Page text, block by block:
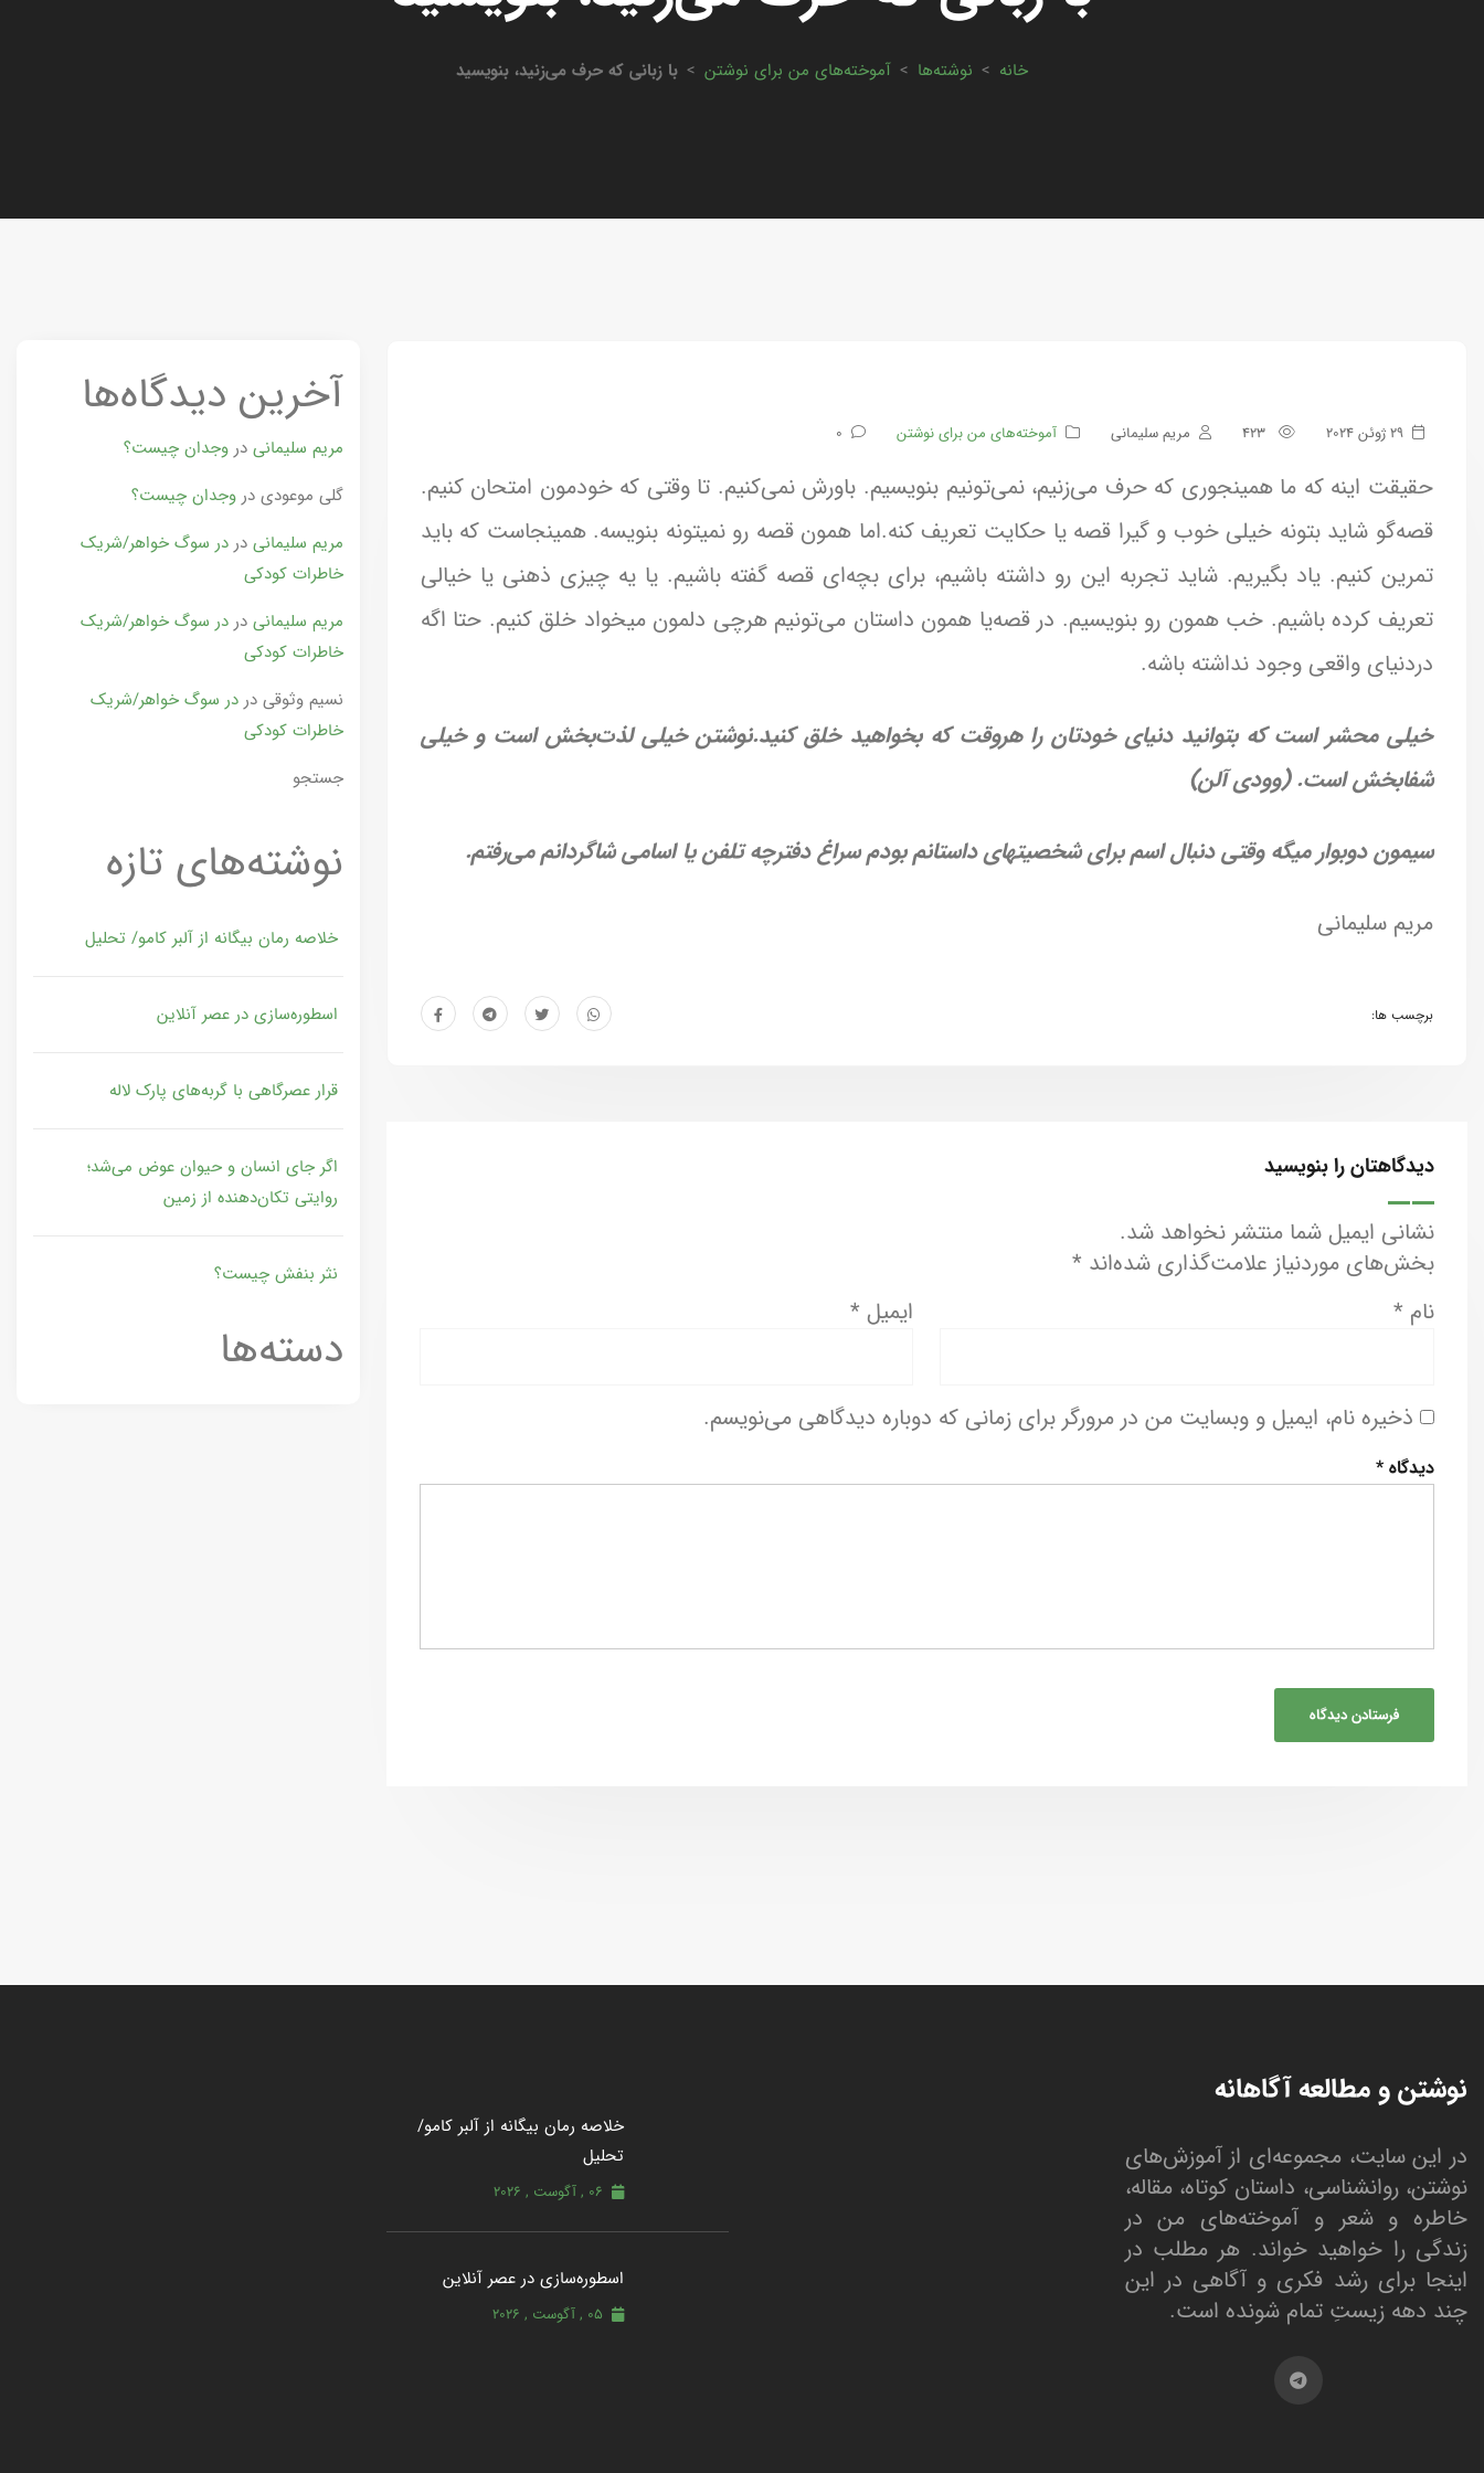
خانه > نوشته‌ها > آموخته‌های من برای نوشتن > با زبانی که حرف ‌می‌زنید، بنویسید
29 ژوئن 2024 مریم سلیمانی آموخته‌های من برای نوشتن 0
حقیقت اینه که ما همینجوری که حرف می‌زنیم، نمی‌تونیم بنویسیم. باورش نمی‌کنیم. تا وقتی که خودمون امتحان کنیم.
قصه‌گو شاید بتونه خیلی خوب و گیرا قصه یا حکایت تعریف کنه.اما همون قصه رو نمیتونه بنویسه. همینجاست که باید
تمرین کنیم. یاد بگیریم. شاید تجربه این‌ رو داشته باشیم، برای بچه‌ای قصه‌ گفته باشیم. یا یه چیزی ذهنی یا خیالی
تعریف کرده باشیم. خب همون رو بنویسیم. در قصه‌یا همون داستان می‌تونیم هرچی دلمون میخواد خلق کنیم. حتا اگه
دردنیای واقعی وجود نداشته باشه.
خیلی محشر است که بتوانید دنیای خودتان را هروقت که بخواهید خلق کنید.نوشتن خیلی لذت‌بخش است و خیلی
شفابخش است. (وودی آلن)
سیمون دوبوار میگه وقتی دنبال اسم برای شخصیتهای داستانم بودم سراغ دفترچه تلفن یا اسامی شاگردانم می‌رفتم.
مریم سلیمانی
برچسب ها:
دیدگاهتان را بنویسید
نشانی ایمیل شما منتشر نخواهد شد.
بخش‌های موردنیاز علامت‌گذاری شده‌اند *
نام * ایمیل *
ذخیره نام، ایمیل و وبسایت من در مرورگر برای زمانی که دوباره دیدگاهی می‌نویسم.
دیدگاه*
آخرین دیدگاه‌ها
مریم سلیمانی دروجدان چیست؟
گلی موعودی دروجدان چیست؟
مریم سلیمانی دردر سوگ خواهر/شریک
خاطرات کودکی
مریم سلیمانی دردر سوگ خواهر/شریک
خاطرات کودکی
نسیم وثوقی دردر سوگ خواهر/شریک
خاطرات کودکی
جستجو
نوشته‌های تازه
خلاصه رمان بیگانه از آلبر کامو/ تحلیل
اسطوره‌سازی در عصر آنلاین
قرار عصرگاهی با گربه‌های پارک لاله
اگر جای انسان و حیوان عوض می‌شد؛
روایتی تکان‌دهنده از زمین
نثر بنفش چیست؟
دسته‌ها
نوشتن و مطالعه آگاهانه
در این سایت، مجموعه‌ای از آموزش‌های
نوشتن، روانشناسی، داستان کوتاه، مقاله،
خاطره و شعر و آموخته‌های من در
زندگی را خواهید خواند. هر مطلب در
اینجا برای رشد فکری و آگاهی در این
چند دهه زیستِ تمام شونده است.
خلاصه رمان بیگانه از آلبر کامو/
تحلیل
06 , آگوست , 2026
اسطوره‌سازی در عصر آنلاین
05 , آگوست , 2026